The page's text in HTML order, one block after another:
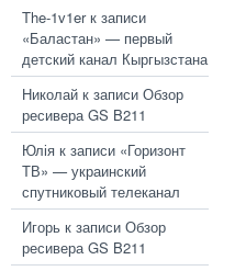
The-1v1erк записи
«Баластан» — первый
детский канал Кыргызстана
Николай к записи Обзор
ресивера GS B211
Юлія к записи «Горизонт
ТВ» — украинский
спутниковый телеканал
Игорь к записи Обзор
ресивера GS B211